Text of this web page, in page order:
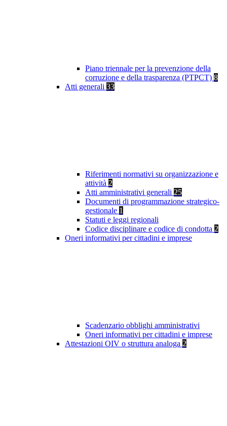
Piano triennale per la prevenzione della
corruzione e della trasparenza (PTPCT) 8
Atti generali 33
Riferimenti normativi su organizzazione e
attività 2
Atti amministrativi generali 25
Documenti di programmazione strategico-
gestionale 1
Statuti e leggi regionali
Codice disciplinare e codice di condotta 2
Oneri informativi per cittadini e imprese
Scadenzario obblighi amministrativi
Oneri informativi per cittadini e imprese
Attestazioni OIV o struttura analoga 2